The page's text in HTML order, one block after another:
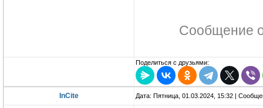
Сообщение
Поделиться с друзьями:
InCite Дата: Пятница, 01.03.2024, 15:32 |